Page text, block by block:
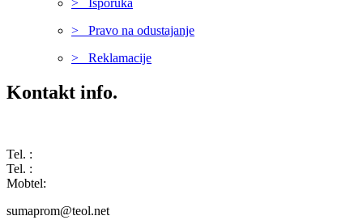
> Isporuka
> Pravo na odustajanje
> Reklamacije
Kontakt info.
Tel. :
Tel. :
Mobtel:
sumaprom@teol.net